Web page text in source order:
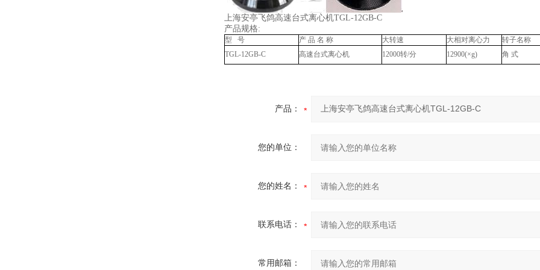
上海安亭飞鸽高速台式离心机TGL-12GB-C
产品规格:
型 号 产 品 名 称 大转速 大相对离心力 转子名称
TGL-12GB-C
高速台式离心机 12000转/分 12900(×g) 角 式
产品：
您的单位：
您的姓名：
联系电话：
常用邮箱：